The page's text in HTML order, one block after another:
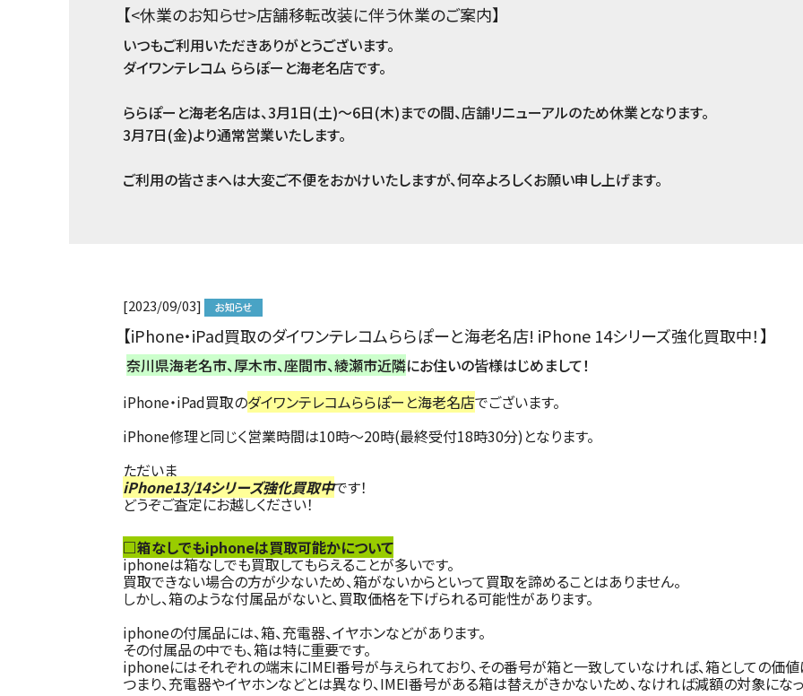
【<休業のお知らせ>店舗移転改装に伴う休業のご案内】
いつもご利用いただきありがとうございます。
ダイワンテレコム ららぽーと海老名店です。
ららぽーと海老名店は、3月1日(土)～6日(木)までの間、店舗リニューアルのため休業となります。
3月7日(金)より通常営業いたします。
ご利用の皆さまへは大変ご不便をおかけいたしますが、何卒よろしくお願い申し上げます。
[2023/09/03]
【iPhone・iPad買取のダイワンテレコムららぽーと海老名店! iPhone 14シリーズ強化買取中！】
奈川県海老名市、厚木市、座間市、綾瀬市近隣にお住いの皆様はじめまして！
iPhone・iPad買取のダイワンテレコムららぽーと海老名店でございます。
iPhone修理と同じく営業時間は10時～20時(最終受付18時30分)となります。
ただいま
iPhone13/14シリーズ強化買取中です！
どうぞご査定にお越しください！
□箱なしでもiphoneは買取可能かについて
iphoneは箱なしでも買取してもらえることが多いです。
買取できない場合の方が少ないため、箱がないからといって買取を諦めることはありません。
しかし、箱のような付属品がないと、買取価格を下げられる可能性があります。
iphoneの付属品には、箱、充電器、イヤホンなどがあります。
その付属品の中でも、箱は特に重要です。
iphoneにはそれぞれの端末にIMEI番号が与えられており、その番号が箱と一致していなければ、箱としての価値
つまり、充電器やイヤホンなどとは異なり、IMEI番号がある箱は替えがきかないため、なければ減額の対象になっ